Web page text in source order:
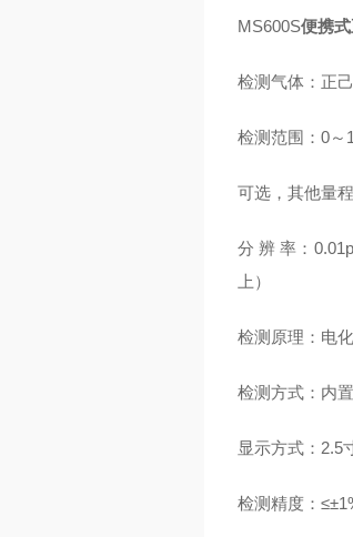
MS600S便携
检测气体：正
检测范围：0～
可选，其他量
分 辨 率：
上）
检测原理：电
检测方式：内
显示方式：2.5
检测精度：